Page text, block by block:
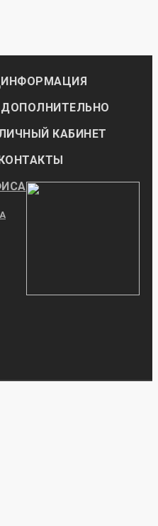
ИНФОРМАЦИЯ
ДОПОЛНИТЕЛЬНО
КАБИНЕТ